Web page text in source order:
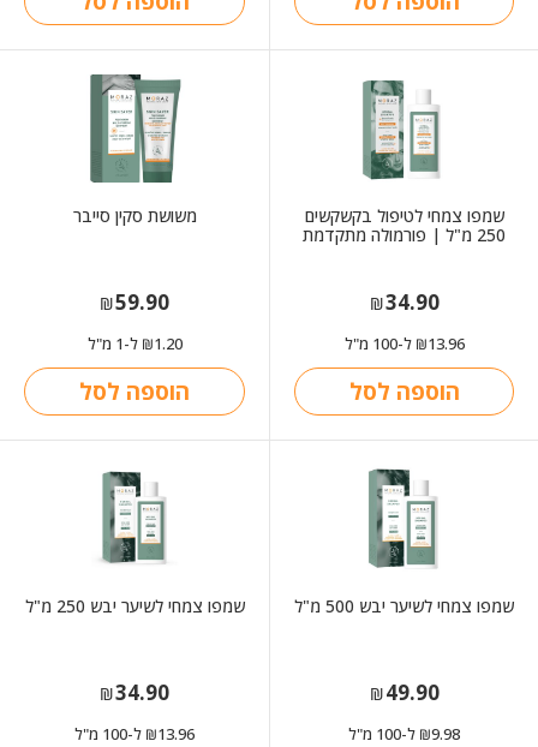
שמפו צמחי לטיפול בקשקשים
250 מ"ל | פורמולה מתקדמת
₪34.90
₪13.96 ל-100 מ"ל
הוספה לסל
משושת סקין סייבר
₪59.90
₪1.20 ל-1 מ"ל
הוספה לסל
שמפו צמחי לשיער יבש 500 מ"ל
₪49.90
₪9.98 ל-100 מ"ל
שמפו צמחי לשיער יבש 250 מ"ל
₪34.90
₪13.96 ל-100 מ"ל